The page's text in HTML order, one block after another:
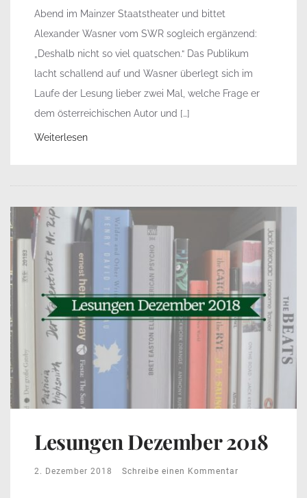
Abend im Mainzer Staatstheater und bittet
Alexander Wasner vom SWR sogleich ergänzend:
„Deshalb nicht so viel quatschen.“ Das Publikum
lacht schallend auf und Wasner überlegt sich im
Laufe der Lesung lieber zwei Mal, welche Frage er
dem österreichischen Autor und […]
Weiterlesen
Lesungen Dezember 2018
2. Dezember 2018 Schreibe einen Kommentar